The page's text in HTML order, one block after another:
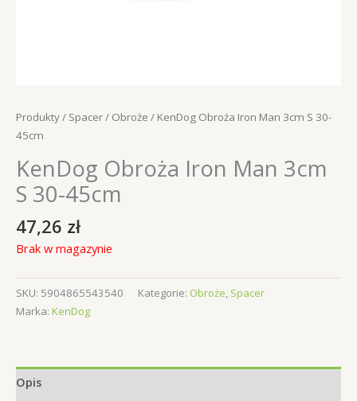
Produkty/ Spacer/ Obroże / KenDog Obroża Iron Man 3cm S 30-
45cm
KenDog Obroża Iron Man 3cm
S 30-45cm
47,26 zł
Brak w magazynie
SKU: 5904865543540 Kategorie: Obroże, Spacer
Marka: KenDog
Opis